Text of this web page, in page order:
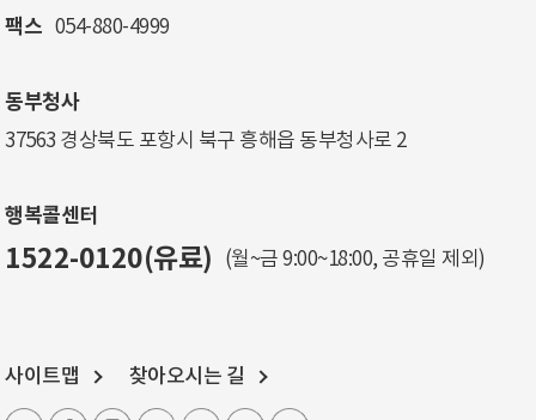
팩스 054-880-4999
동부청사
37563 경상북도 포항시 북구 흥해읍 동부청사로 2
행복콜센터
1522-0120(유료) (월~금 9:00~18:00, 공휴일 제외)
사이트맵 찾아오시는 길